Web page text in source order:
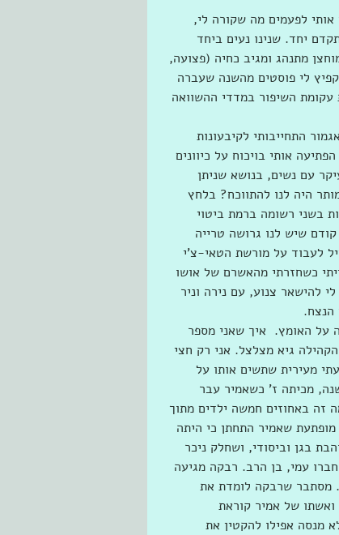
לפעמים מה שקורה לי,
יחד. שנינו נעים ביחד
מתנהג ומגיב כחיה (פצועה,
לי פוסטים מהשנה שעברה
עקומת השיפור במדדי ההשוואה
התחייבותי לקיבעונות
אותי בויכוח על כיוונים
עם נשים, בנושא שניתן
היה לנו להתווכח? בלחץ
בשני רשומה ברמת ביטוי
שיש לנו גרושה טרייה
לעבוד על מורשת הטאי-צ'י
כשחזרתי מהאשרם של אושו
להישאר צנוע, עם נירה וניר
הנצח.
על האומץ.  איך שאני מספר
גיא מצלצל. אני רק חצי
מעירית שתשים אותו על
למרות הלמרות. עירית מופתעת שאמיר וגיא לא התראו 40 שנה, מכיתה ז' כשאמיר עבר
זה באחוזים חמשה ילדים מתוך
שאמיר התחתן כי היתה
בגן וביסודי, ושחלק ניכר
עמי, בן הרב. רבקה מגיעה
מסתבר שרבקה לומדת את
ואשתו של אמיר קוראת
מנסה אפילו להקטין את